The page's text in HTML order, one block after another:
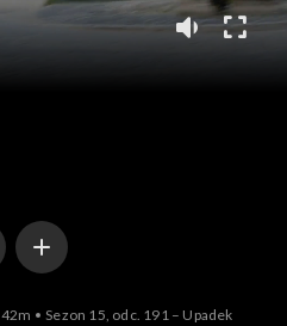
42m Sezon 15, odc. 191 – Upadek